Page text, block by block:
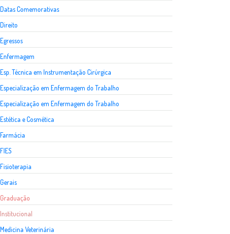
Datas Comemorativas
Direito
Egressos
Enfermagem
Esp. Técnica em Instrumentação Cirúrgica
Especialização em Enfermagem do Trabalho
Especialização em Enfermagem do Trabalho
Estética e Cosmética
Farmácia
FIES
Fisioterapia
Gerais
Graduação
Institucional
Medicina Veterinária